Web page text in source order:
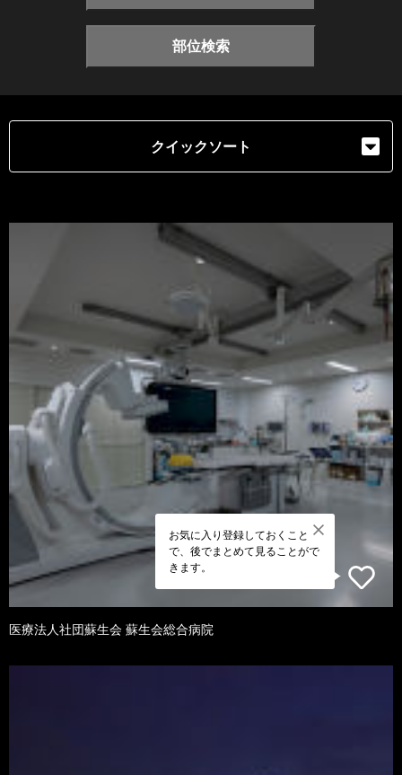
部位検索
クイックソート
お気に入り登録しておくこと
で、後でまとめて見ることがで
きます。
医療法人社団蘇生会 蘇生会総合病院